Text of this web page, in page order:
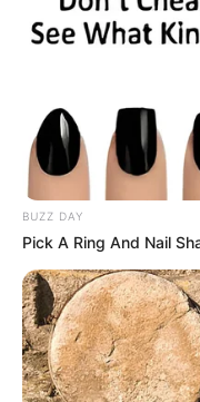
ήμασταν οι
ένα κομμάτι της
ναι, μπορεί να
Περισσότερα
Πότε θα έρθει το
Άντρας άφησε
παραλία κοντά
Τραγωδία έξω
BUZZ DAY
Pick A Ring And Nail